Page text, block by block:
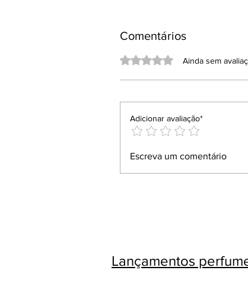
Comentários
Avaliado com 0 de 5 estrelas.Ainda sem
Adicionar avaliação*
Escreva um comentário
Lançamentos